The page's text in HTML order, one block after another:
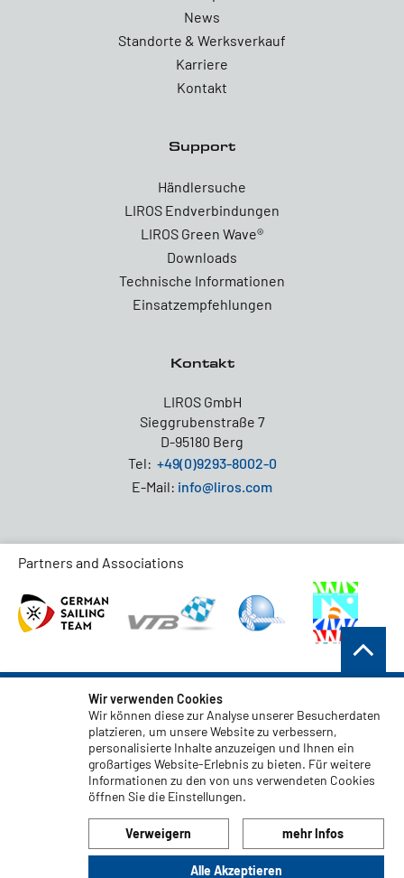
News
Standorte & Werksverkauf
Karriere
Kontakt
Support
Händlersuche
LIROS Endverbindungen
LIROS Green Wave®
Downloads
Technische Informationen
Einsatzempfehlungen
Kontakt
LIROS GmbH
Sieggrubenstraße 7
D-95180 Berg
Tel: +49(0)9293-8002-0
E-Mail: info@liros.com
Partners and Associations
AGB
Datenschutz
Haftungsauschluss
Impressum
Code of Conduct
Wir verwenden Cookies
Wir können diese zur Analyse unserer Besucherdaten
platzieren, um unsere Website zu verbessern,
personalisierte Inhalte anzuzeigen und Ihnen ein
großartiges Website-Erlebnis zu bieten. Für weitere
Informationen zu den von uns verwendeten Cookies
öffnen Sie die Einstellungen.
Verweigern
Alle Akzeptieren
mehr Infos